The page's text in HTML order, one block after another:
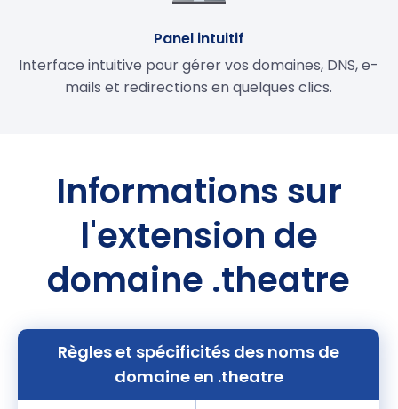
Panel intuitif
Interface intuitive pour gérer vos domaines, DNS, e-
mails et redirections en quelques clics.
Informations sur
l'extension de
domaine .theatre
Règles et spécificités des noms de
domaine en .theatre